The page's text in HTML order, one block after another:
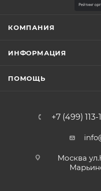
КОМПАНИЯ
ИНФОРМАЦИЯ
ПОМОЩЬ
+7 (499) 113-
Москва